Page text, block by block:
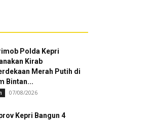
Polda Kepri
Kirab
Merah Putih di
Bintan...
07/08/2026
Kepri Bangun 4